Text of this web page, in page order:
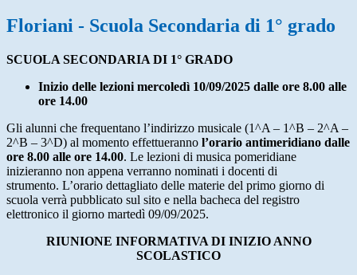
Floriani - Scuola Secondaria di 1° grado
SCUOLA SECONDARIA DI 1° GRADO
Inizio delle lezioni mercoledì 10/09/2025 dalle ore 8.00 alle
ore 14.00
Gli alunni che frequentano l’indirizzo musicale (1^A – 1^B – 2^A –
2^B – 3^D) al momento effettueranno l’orario antimeridiano dalle
ore 8.00 alle ore 14.00. Le lezioni di musica pomeridiane
inizieranno non appena verranno nominati i docenti di
strumento. L’orario dettagliato delle materie del primo giorno di
scuola verrà pubblicato sul sito e nella bacheca del registro
elettronico il giorno martedì 09/09/2025.
RIUNIONE INFORMATIVA DI INIZIO ANNO
SCOLASTICO